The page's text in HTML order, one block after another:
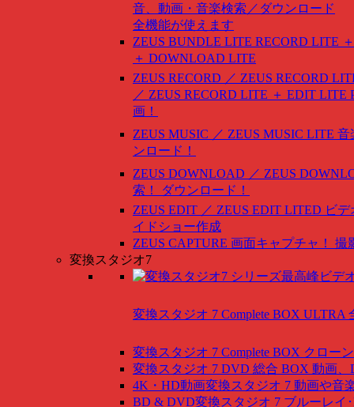
音、動画・音楽検索／ダウンロード
全機能が使えます
ZEUS BUNDLE LITE RECORD LITE
＋ DOWNLOAD LITE
ZEUS RECORD ／ ZEUS RECORD
／ ZEUS RECORD LITE ＋ EDIT LITE
画！
ZEUS MUSIC ／ ZEUS MUSIC LITE 音
ンロード！
ZEUS DOWNLOAD ／ ZEUS
索！ ダウンロード！
ZEUS EDIT ／ ZEUS EDIT LITED ビ
イドショー作成
ZEUS CAPTURE 画面キャプチャ！ 撮
変換スタジオ7
変換スタジオ 7 Complete BOX ULTRA
変換スタジオ 7 Complete BOX クロー
変換スタジオ 7 DVD 総合 BOX 動画、
4K・HD動画変換スタジオ 7 動画や音
BD & DVD変換スタジオ 7 ブルーレイ